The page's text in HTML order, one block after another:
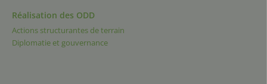
Réalisation des ODD
Actions structurantes de terrain
Diplomatie et gouvernance